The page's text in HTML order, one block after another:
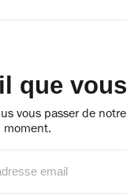
que
vous passer de
moment.